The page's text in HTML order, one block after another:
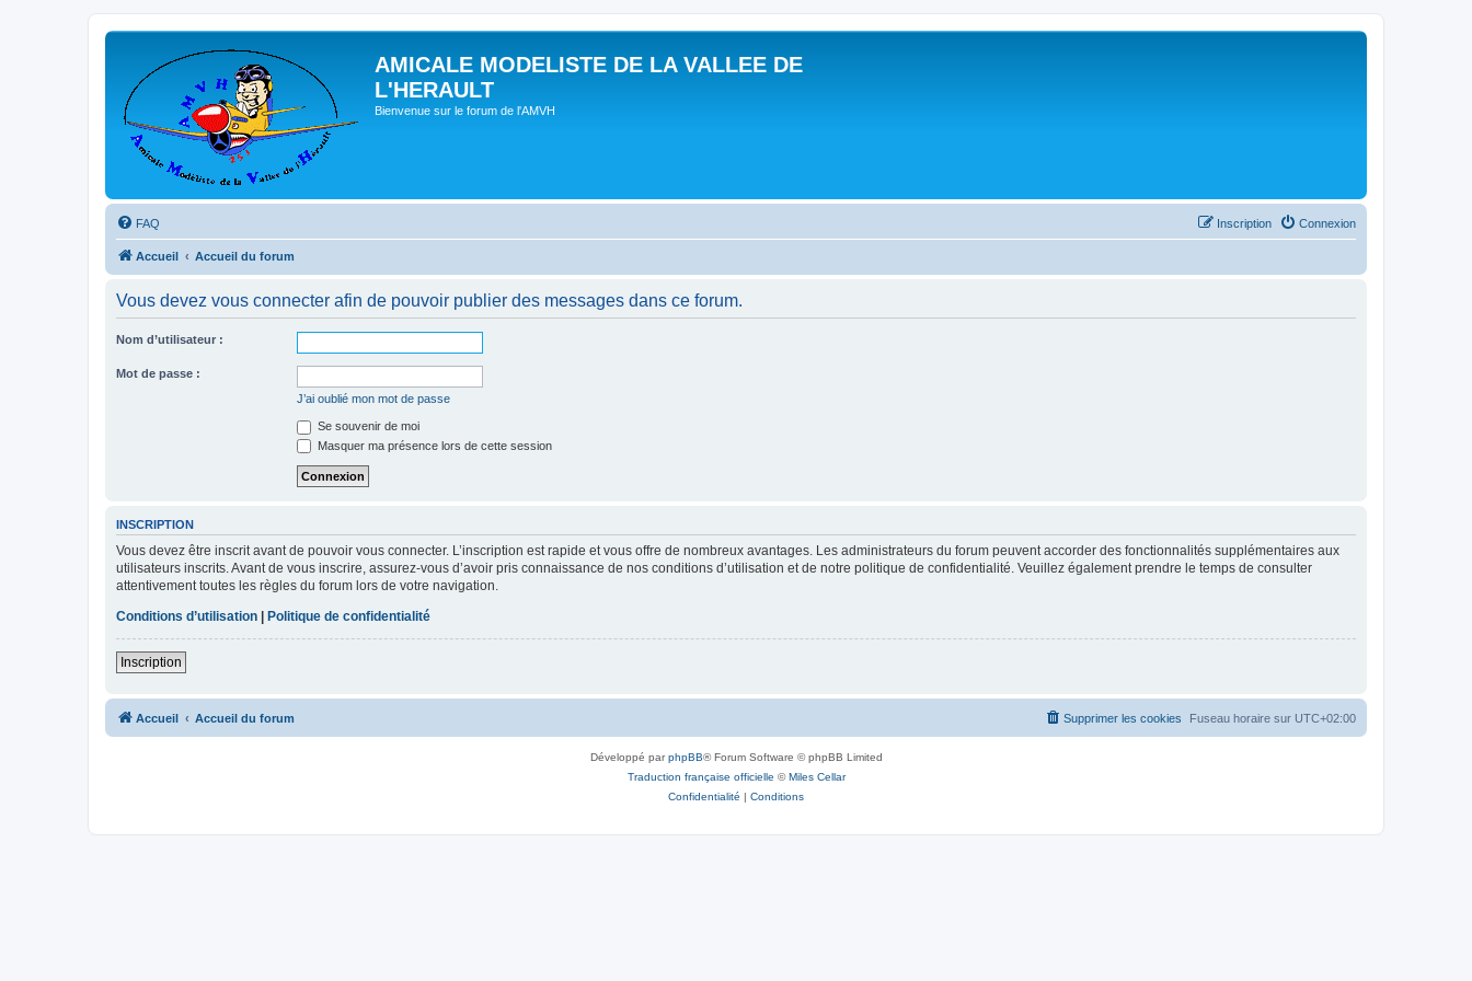
AMICALE MODELISTE DE LA VALLEE DE
L'HERAULT
Bienvenue sur le forum de l'AMVH
FAQ Connexion
Inscription
Accueil Accueil du forum
Vous devez vous connecter afin de pouvoir publier des messages dans ce forum.
Nom d’utilisateur :
Mot de passe :
J’ai oublié mon mot de passe
Se souvenir de moi
Masquer ma présence lors de cette session
INSCRIPTION
Vous devez être inscrit avant de pouvoir vous connecter. L’inscription est rapide et vous offre de nombreux avantages. Les administrateurs du forum peuvent accorder des fonctionnalités supplémentaires aux
utilisateurs inscrits. Avant de vous inscrire, assurez-vous d’avoir pris connaissance de nos conditions d’utilisation et de notre politique de confidentialité. Veuillez également prendre le temps de consulter
attentivement toutes les règles du forum lors de votre navigation.
Conditions d’utilisation | Politique de confidentialité
Inscription
Accueil Accueil du forum Fuseau horaire sur UTC+02:00
Supprimer les cookies
Développé parphpBB® Forum Software © phpBB Limited
Traduction française officielle ©Miles Cellar
Confidentialité | Conditions